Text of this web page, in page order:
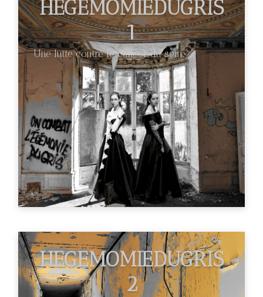
HEGEMOMIEDUGRIS
1
Une lutte contre le cancer du sein.
€89
HEGEMOMIEDUGRIS
2